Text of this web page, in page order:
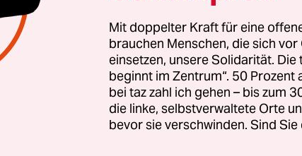
und große Teile Tirolsvon der
eingestuft sind, dürfen von dort
mit deutschem Pass, Wohnort oder
für die Bundesrepublik
in der Transportbranche gelten Ausnahmen.
Mit doppelter Kraft für eine
brauchen Menschen, die sich
einsetzen, unsere Solidarität.
beginnt im Zentrum“. 50 Prozent
bei taz zahl ich gehen – bis zum
die linke, selbstverwaltete Orte
bevor sie verschwinden. Sind Sie